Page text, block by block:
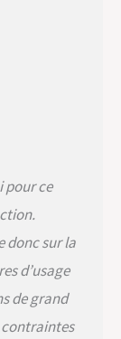
aux UV
une
une
ou sur
AVEC
:
fermez
pour ce
donc sur la
d’usage
de grand